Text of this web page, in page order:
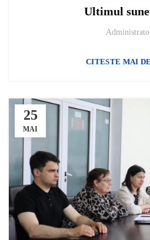
Ultimul
CITESTE MAI
25
MAI